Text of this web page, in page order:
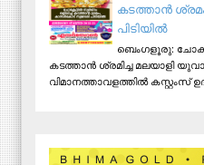
കടത്താൻ
പിടിയില്‍
ബെംഗളൂരു:
കടത്താൻ ശ്രമിച്ച മലയാളി
വിമാനത്താവളത്തിൽ കസ്റ്റംസ്